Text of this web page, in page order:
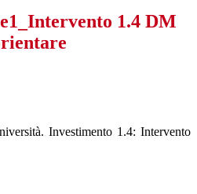
1.4 DM
Investimento 1.4: Intervento